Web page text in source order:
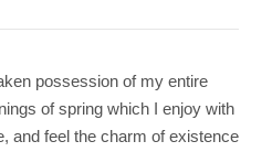
possession of my entire
of spring which I enjoy with
and feel the charm of existence